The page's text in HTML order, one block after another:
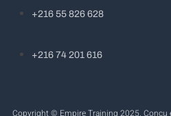
+216 55 826 628
+216 74 201 616
Copyright © Empire Training 2025. Conçu